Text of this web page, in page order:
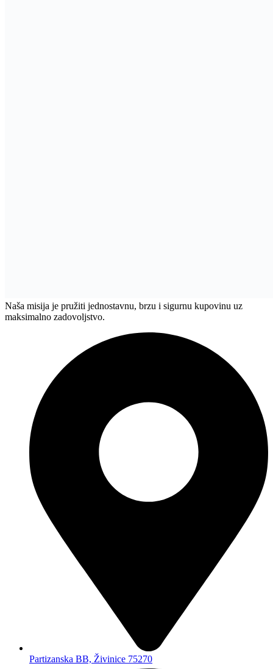
Naša misija je pružiti jednostavnu, brzu i sigurnu kupovinu uz
maksimalno zadovoljstvo.
Partizanska BB, Živinice 75270